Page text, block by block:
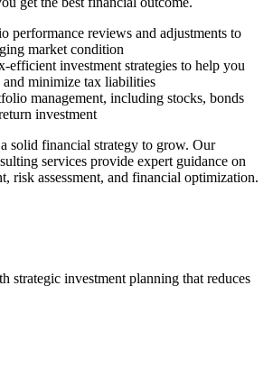
performance reviews and adjustments to
market condition
efficient investment strategies to help you
minimize tax liabilities
management, including stocks, bonds
investment
solid financial strategy to grow. Our
services provide expert guidance on
risk assessment, and financial optimization.
strategic investment planning that reduces